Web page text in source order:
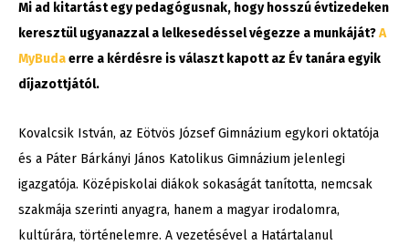
Mi ad kitartást egy pedagógusnak, hogy hosszú évtizedeken
keresztül ugyanazzal a lelkesedéssel végezze a munkáját?A
MyBudaerre a kérdésre is választ kapott az Év tanára egyik
díjazottjától.
Kovalcsik István, az Eötvös József Gimnázium egykori oktatója
és a Páter Bárkányi János Katolikus Gimnázium jelenlegi
igazgatója. Középiskolai diákok sokaságát tanította, nemcsak
szakmája szerinti anyagra, hanem a magyar irodalomra,
kultúrára, történelemre. A vezetésével a Határtalanul